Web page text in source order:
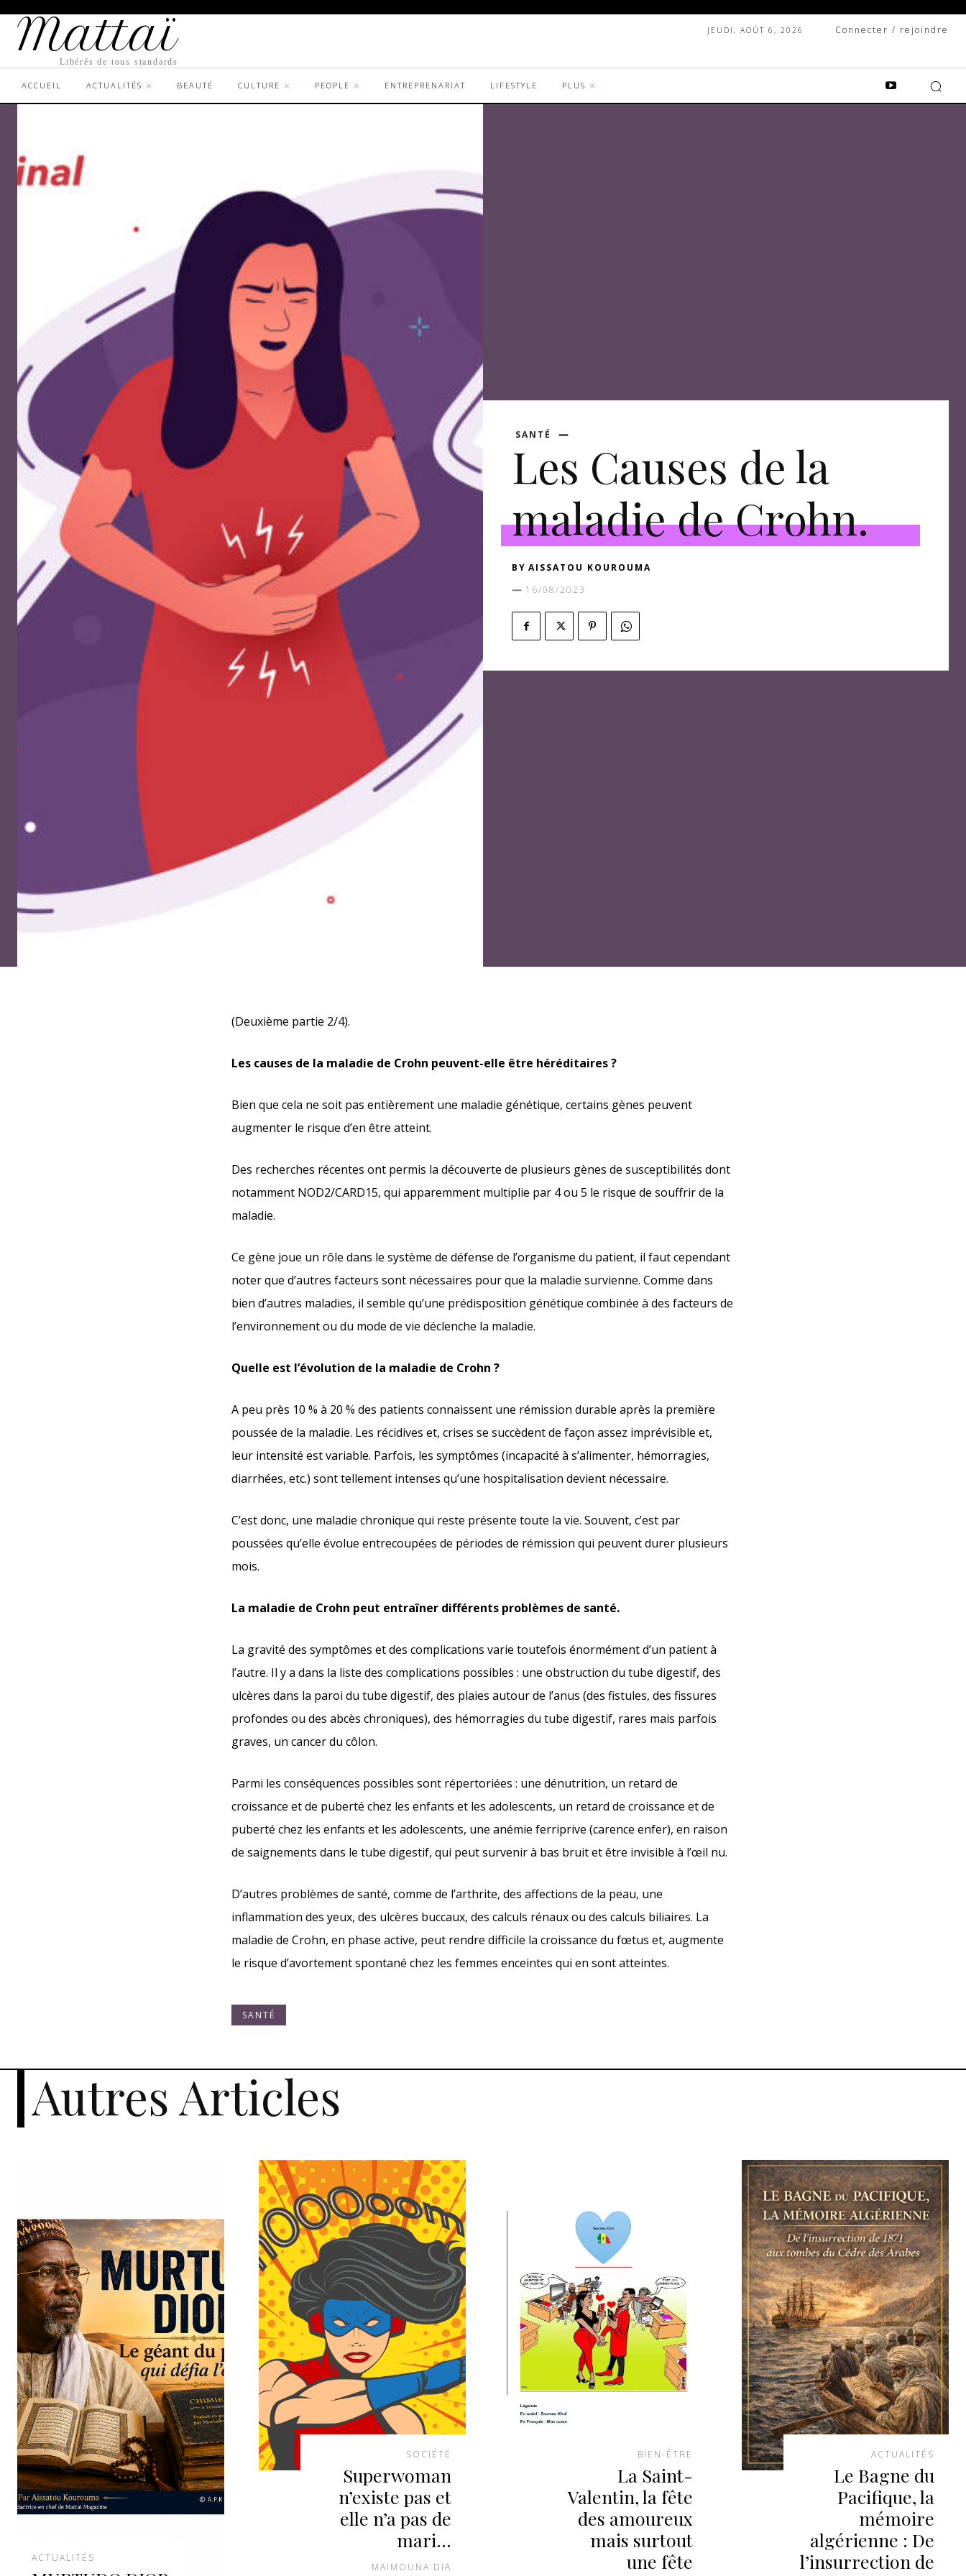
JEUDI, AOÛT 6, 2026 Connecter / rejoindre
Mattaï
Libérés de tous standards
ACCUEIL ACTUALITÉS BEAUTÉ CULTURE PEOPLE ENTREPRENARIAT LIFESTYLE PLUS
SANTÉ
Les Causes de la
maladie de Crohn.
BY AISSATOU KOUROUMA
16/08/2023
(Deuxième partie 2/4).
Les causes de la maladie de Crohn peuvent-elle être héréditaires ?
Bien que cela ne soit pas entièrement une maladie génétique, certains gènes peuvent
augmenter le risque d’en être atteint.
Des recherches récentes ont permis la découverte de plusieurs gènes de susceptibilités dont
notamment NOD2/CARD15, qui apparemment multiplie par 4 ou 5 le risque de souffrir de la
maladie.
Ce gène joue un rôle dans le système de défense de l’organisme du patient, il faut cependant
noter que d’autres facteurs sont nécessaires pour que la maladie survienne. Comme dans
bien d’autres maladies, il semble qu’une prédisposition génétique combinée à des facteurs de
l’environnement ou du mode de vie déclenche la maladie.
Quelle est l’évolution de la maladie de Crohn ?
A peu près 10 % à 20 % des patients connaissent une rémission durable après la première
poussée de la maladie. Les récidives et, crises se succèdent de façon assez imprévisible et,
leur intensité est variable. Parfois, les symptômes (incapacité à s’alimenter, hémorragies,
diarrhées, etc.) sont tellement intenses qu’une hospitalisation devient nécessaire.
C’est donc, une maladie chronique qui reste présente toute la vie. Souvent, c’est par
poussées qu’elle évolue entrecoupées de périodes de rémission qui peuvent durer plusieurs
mois.
La maladie de Crohn peut entraîner différents problèmes de santé.
La gravité des symptômes et des complications varie toutefois énormément d’un patient à
l’autre. Il y a dans la liste des complications possibles : une obstruction du tube digestif, des
ulcères dans la paroi du tube digestif, des plaies autour de l’anus (des fistules, des fissures
profondes ou des abcès chroniques), des hémorragies du tube digestif, rares mais parfois
graves, un cancer du côlon.
Parmi les conséquences possibles sont répertoriées : une dénutrition, un retard de
croissance et de puberté chez les enfants et les adolescents, un retard de croissance et de
puberté chez les enfants et les adolescents, une anémie ferriprive (carence enfer), en raison
de saignements dans le tube digestif, qui peut survenir à bas bruit et être invisible à l’œil nu.
D’autres problèmes de santé, comme de l’arthrite, des affections de la peau, une
inflammation des yeux, des ulcères buccaux, des calculs rénaux ou des calculs biliaires. La
maladie de Crohn, en phase active, peut rendre difficile la croissance du fœtus et, augmente
le risque d’avortement spontané chez les femmes enceintes qui en sont atteintes.
SANTÉ
Autres Articles
ACTUALITÉS
SOCIÉTÉ
Superwoman
n’existe pas et
elle n’a pas de
mari…
MAIMOUNA DIA
BIEN-ÊTRE
La Saint-
Valentin, la fête
des amoureux
mais surtout
une fête
ACTUALITÉS
Le Bagne du
Pacifique, la
mémoire
algérienne : De
l’insurrection de